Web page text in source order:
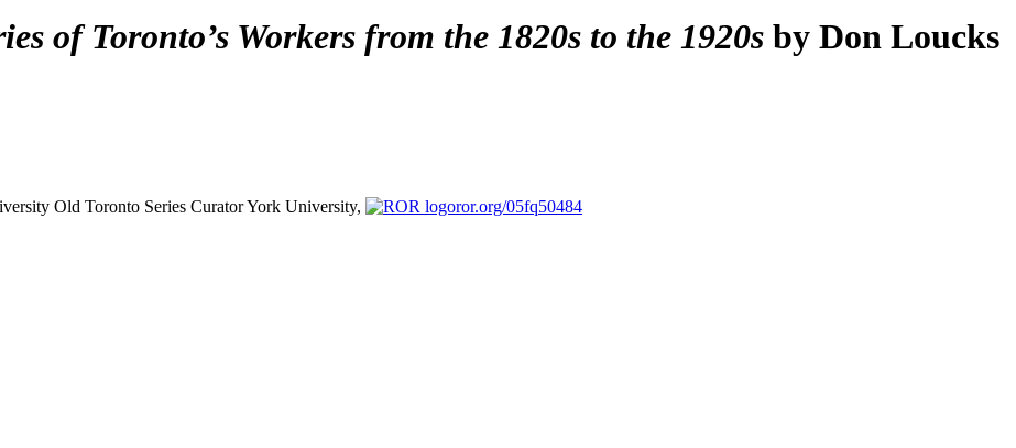
of Toronto’s Workers from the 1820s to the 1920s by Don Loucks
Old Toronto Series CuratorYork University, ror.org/05fq50484